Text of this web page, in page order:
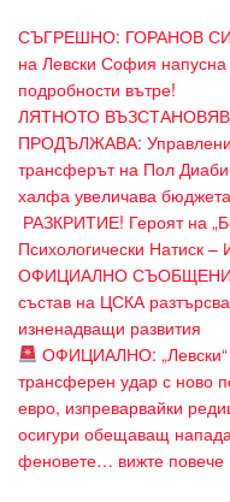
СЪГРЕШНО: ГОРАНОВ СИ
на Левски София
подробности вътре!
ЛЯТНОТО
ПРОДЪЛЖАВА:
трансферът на Пол Диаби
халфа увеличава
РАЗКРИТИЕ! Героят на
Психологически
ОФИЦИАЛНО СЪОБЩЕНИЕ
състав на ЦСКА
изненадващи развития
ОФИЦИАЛНО: „Левски“
трансферен удар с ново
евро, изпреварвайки
осигури обещаващ
феновете… вижте повече